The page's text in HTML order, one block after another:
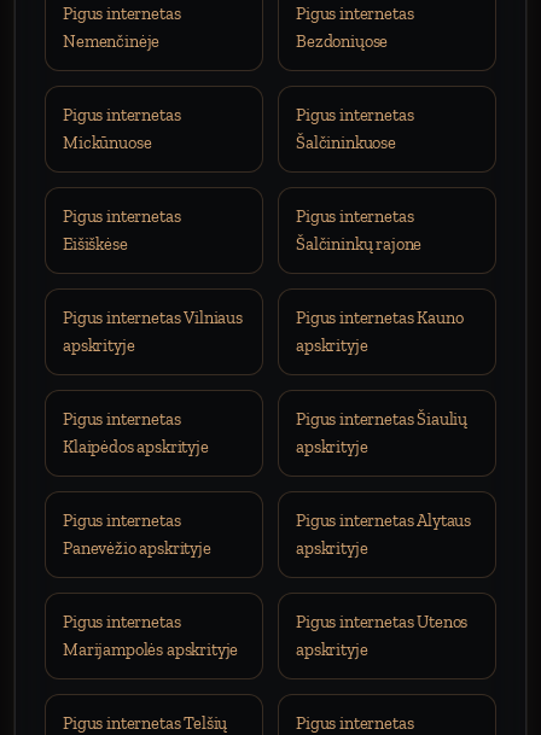
Pigus internetas
Nemenčinėje
Pigus internetas
Bezdoniųose
Pigus internetas
Mickūnuose
Pigus internetas
Šalčininkuose
Pigus internetas
Eišiškėse
Pigus internetas
Šalčininkų rajone
Pigus internetas Vilniaus
apskrityje
Pigus internetas Kauno
apskrityje
Pigus internetas
Klaipėdos apskrityje
Pigus internetas Šiaulių
apskrityje
Pigus internetas
Panevėžio apskrityje
Pigus internetas Alytaus
apskrityje
Pigus internetas
Marijampolės apskrityje
Pigus internetas Utenos
apskrityje
Pigus internetas Telšių
Pigus internetas